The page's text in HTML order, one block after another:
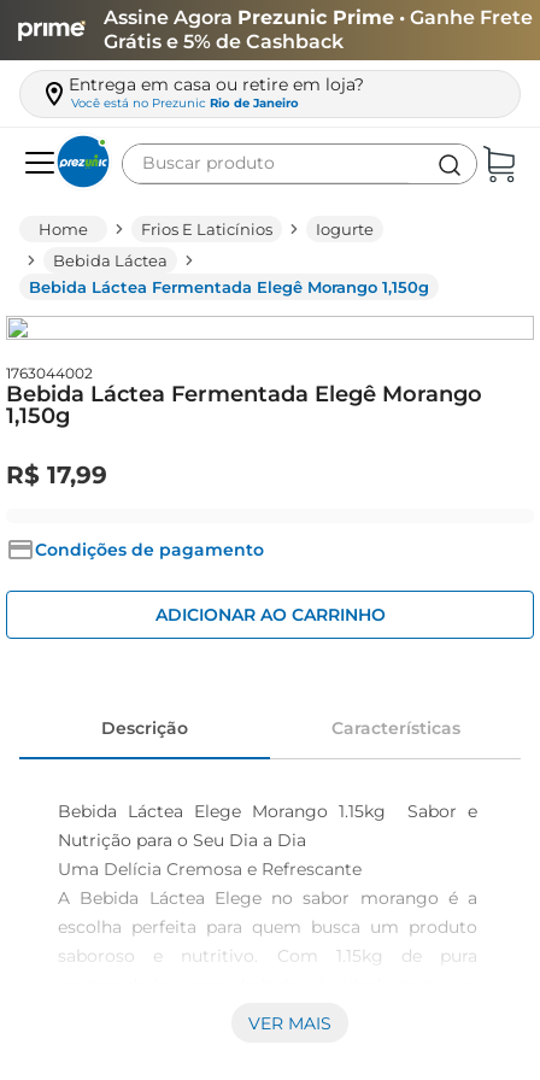
Assine Agora Prezunic Prime • Ganhe Frete
Grátis e 5% de Cashback
Entrega em casa ou retire em loja?
Você está no Prezunic Rio de Janeiro
Buscar produto
Frios E Laticínios
Iogurte
Bebida Láctea
Bebida Láctea Fermentada Elegê Morango 1,150g
1763044002
Bebida Láctea Fermentada Elegê Morango
1,150g
R$ 17,99
Condições de pagamento
ADICIONAR AO CARRINHO
Descrição Características
Bebida Láctea Elege Morango 1.15kg  Sabor e
Nutrição para o Seu Dia a Dia
Uma Delícia Cremosa e Refrescante
A Bebida Láctea Elege no sabor morango é a
escolha perfeita para quem busca um produto
saboroso e nutritivo. Com 1.15kg de pura
consumida a qualquer hora do dia, seja no café da
VER MAIS
leite
queijo
arroz
cerveja
papel higiênico